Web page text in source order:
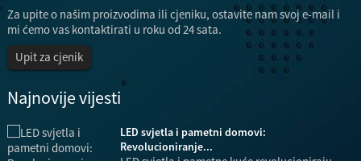
Za upite o našim proizvodima ili cjeniku, ostavite nam svoj e-mail i
mi ćemo vas kontaktirati u roku od 24 sata.
Upit za cjenik
Najnovije vijesti
LED svjetla i pametni domovi:
Revolucioniranje...